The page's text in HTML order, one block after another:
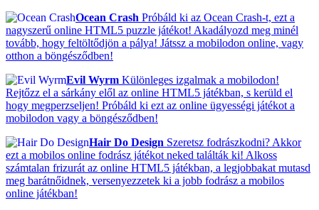
Ocean Crash Próbáld ki az Ocean Crash-t, ezt a
nagyszerű online HTML5 puzzle játékot! Akadályozd meg minél
tovább, hogy feltöltődjön a pálya! Játssz a mobilodon online, vagy
otthon a böngésződben!
Evil Wyrm Különleges izgalmak a mobilodon!
Rejtőzz el a sárkány elől az online HTML5 játékban, s kerüld el
hogy megperzseljen! Próbáld ki ezt az online ügyességi játékot a
mobilodon vagy a böngésződben!
Hair Do Design Szeretsz fodrászkodni? Akkor
ezt a mobilos online fodrász játékot neked találták ki! Alkoss
számtalan frizurát az online HTML5 játékban, a legjobbakat mutasd
meg barátnőidnek, versenyezzetek ki a jobb fodrász a mobilos
online játékban!